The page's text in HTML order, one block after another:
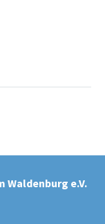
Waldenburg e.V.